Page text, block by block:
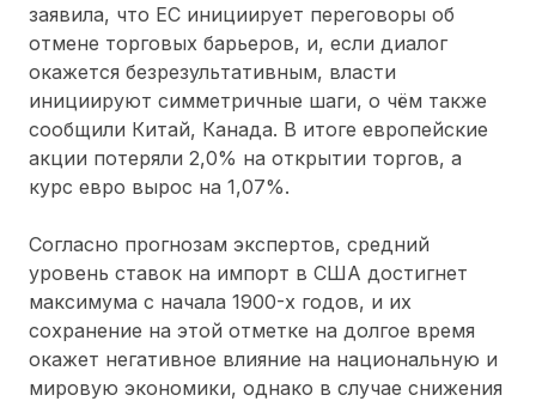
заявила, что ЕС инициирует переговоры об
отмене торговых барьеров, и, если диалог
окажется безрезультативным, власти
инициируют симметричные шаги, о чём также
сообщили Китай, Канада. В итоге европейские
акции потеряли 2,0% на открытии торгов, а
курс евро вырос на 1,07%.
Согласно прогнозам экспертов, средний
уровень ставок на импорт в США достигнет
максимума с начала 1900-х годов, и их
сохранение на этой отметке на долгое время
окажет негативное влияние на национальную и
мировую экономики, однако в случае снижения